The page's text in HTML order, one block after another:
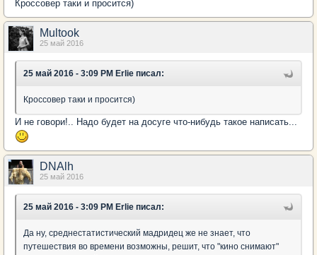
Кроссовер таки и просится)
Multook
25 май 2016
25 май 2016 - 3:09 PM Erlie писал:
Кроссовер таки и просится)
И не говори!.. Надо будет на досуге что-нибудь такое написать...
DNAlh
25 май 2016
25 май 2016 - 3:09 PM Erlie писал:
Да ну, среднестатистический мадридец же не знает, что
путешествия во времени возможны, решит, что "кино снимают"